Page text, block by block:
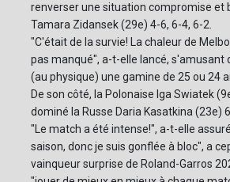
renverser une situation compromise et
Tamara Zidansek (29e) 4-6, 6-4, 6-2.
"C'était de la survie! La chaleur de
pas manqué", a-t-elle lancé, s'amusant
(au physique) une gamine de 25 ou 24
De son côté, la Polonaise Iga Swiatek
dominé la Russe Daria Kasatkina (23e)
"Le match a été intense!", a-t-elle
saison, donc je suis gonflée à bloc", a
vainqueur surprise de Roland-Garros